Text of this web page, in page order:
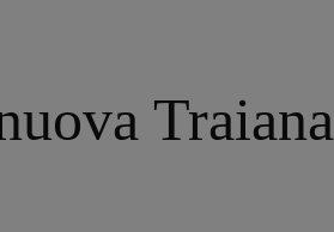
Traiana